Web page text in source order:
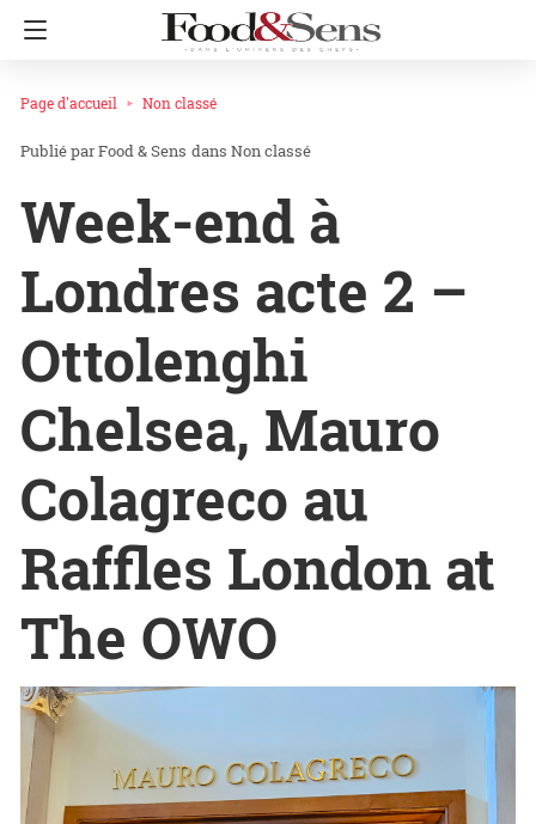
Page d'accueil Non classé
Food & Sens dans Non classé
Week-end à
Londres acte 2 –
Ottolenghi
Chelsea, Mauro
Colagreco au
Raffles London at
The OWO